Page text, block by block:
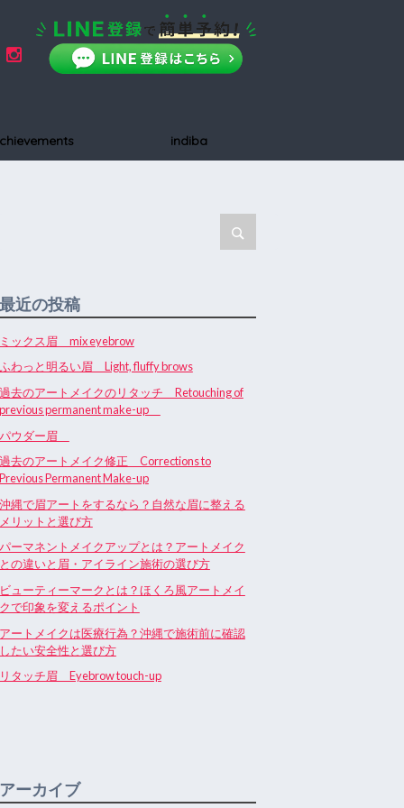
indiba
最近の投稿
ミックス眉 mix eyebrow
ふわっと明るい眉 Light, fluffy brows
過去のアートメイクのリタッチ Retouching of
previous permanent make-up
パウダー眉
過去のアートメイク修正 Corrections to
Previous Permanent Make-up
沖縄で眉アートをするなら？自然な眉に整える
メリットと選び方
パーマネントメイクアップとは？アートメイク
との違いと眉・アイライン施術の選び方
ビューティーマークとは？ほくろ風アートメイ
クで印象を変えるポイント
アートメイクは医療行為？沖縄で施術前に確認
したい安全性と選び方
リタッチ眉 Eyebrow touch-up
アーカイブ